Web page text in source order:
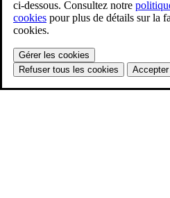
ci-dessous. Consultez notre
cookies pour plus de détails sur la
cookies.
Gérer les cookies
Refuser tous les cookies